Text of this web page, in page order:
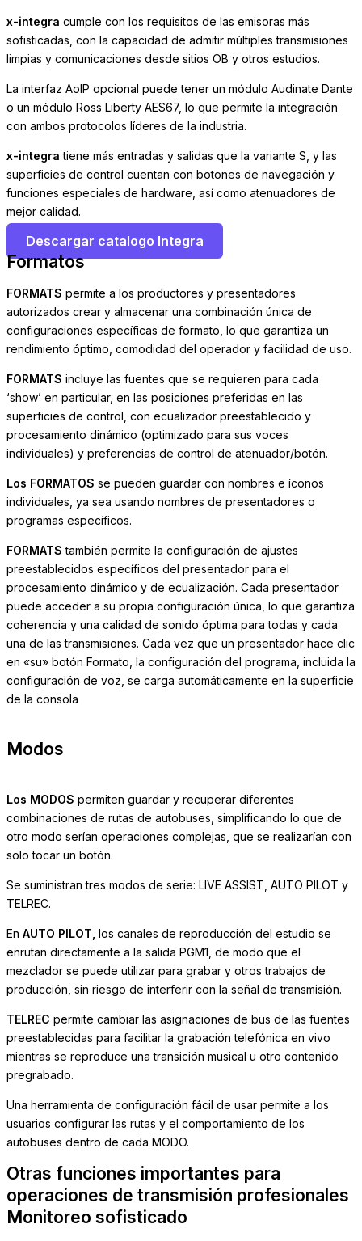
x-integra cumple con los requisitos de las emisoras más
sofisticadas, con la capacidad de admitir múltiples transmisiones
limpias y comunicaciones desde sitios OB y ​​otros estudios.
La interfaz AoIP opcional puede tener un módulo Audinate Dante
o un módulo Ross Liberty AES67, lo que permite la integración
con ambos protocolos líderes de la industria.
x-integra tiene más entradas y salidas que la variante S, y las
superficies de control cuentan con botones de navegación y
funciones especiales de hardware, así como atenuadores de
mejor calidad.
Descargar catalogo Integra
Formatos
FORMATS permite a los productores y presentadores
autorizados crear y almacenar una combinación única de
configuraciones específicas de formato, lo que garantiza un
rendimiento óptimo, comodidad del operador y facilidad de uso.
FORMATS incluye las fuentes que se requieren para cada
‘show’ en particular, en las posiciones preferidas en las
superficies de control, con ecualizador preestablecido y
procesamiento dinámico (optimizado para sus voces
individuales) y preferencias de control de atenuador/botón.
Los FORMATOS se pueden guardar con nombres e íconos
individuales, ya sea usando nombres de presentadores o
programas específicos.
FORMATS también permite la configuración de ajustes
preestablecidos específicos del presentador para el
procesamiento dinámico y de ecualización. Cada presentador
puede acceder a su propia configuración única, lo que garantiza
coherencia y una calidad de sonido óptima para todas y cada
una de las transmisiones. Cada vez que un presentador hace clic
en «su» botón Formato, la configuración del programa, incluida la
configuración de voz, se carga automáticamente en la superficie
de la consola
Modos
Los MODOS permiten guardar y recuperar diferentes
combinaciones de rutas de autobuses, simplificando lo que de
otro modo serían operaciones complejas, que se realizarían con
solo tocar un botón.
Se suministran tres modos de serie: LIVE ASSIST, AUTO PILOT y
TELREC.
En AUTO PILOT, los canales de reproducción del estudio se
enrutan directamente a la salida PGM1, de modo que el
mezclador se puede utilizar para grabar y otros trabajos de
producción, sin riesgo de interferir con la señal de transmisión.
TELREC permite cambiar las asignaciones de bus de las fuentes
preestablecidas para facilitar la grabación telefónica en vivo
mientras se reproduce una transición musical u otro contenido
pregrabado.
Una herramienta de configuración fácil de usar permite a los
usuarios configurar las rutas y el comportamiento de los
autobuses dentro de cada MODO.
Otras funciones importantes para
operaciones de transmisión profesionales
Monitoreo sofisticado